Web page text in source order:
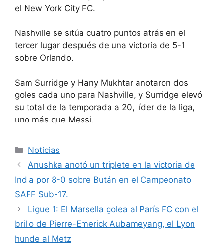
el New York City FC.
Nashville se sitúa cuatro puntos atrás en el
tercer lugar después de una victoria de 5-1
sobre Orlando.
Sam Surridge y Hany Mukhtar anotaron dos
goles cada uno para Nashville, y Surridge elevó
su total de la temporada a 20, líder de la liga,
uno más que Messi.
Categorías
Noticias
Anushka anotó un triplete en la victoria de
India por 8-0 sobre Bután en el Campeonato
SAFF Sub-17.
Ligue 1: El Marsella golea al París FC con el
brillo de Pierre-Emerick Aubameyang, el Lyon
hunde al Metz